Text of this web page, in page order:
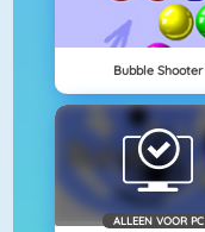
Bubble Shooter
ALLEEN VOOR PC